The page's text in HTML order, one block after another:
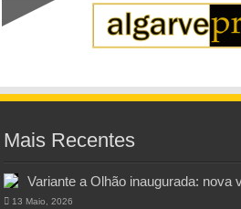
Mais Recentes
Variante a Olhão inaugurada: nova
13 Maio, 2026